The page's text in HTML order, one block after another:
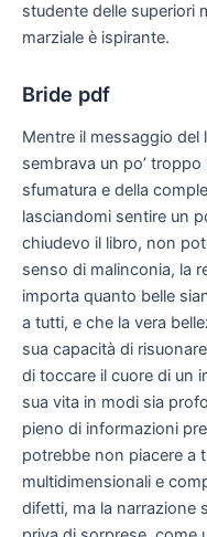
studente delle superiori
marziale è ispirante.
Bride pdf
Mentre il messaggio del
sembrava un po’
sfumatura e della
lasciandomi sentire un
chiudevo il libro, non
senso di malinconia, la
importa quanto belle
a tutti, e che la vera
sua capacità di
di toccare il cuore di un
sua vita in modi sia
pieno di informazioni
potrebbe non piacere a
multidimensionali e
difetti, ma la narrazione